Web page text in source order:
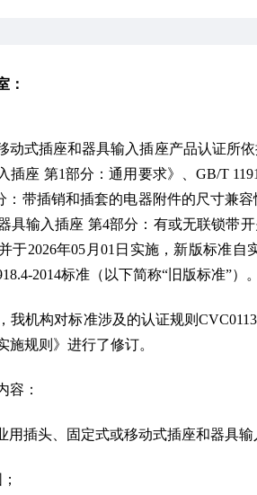
：
动式插座和器具输入插座产品认证所
插座 第1部分：通用要求》、GB/T
带插销和插套的电器附件的尺寸兼容
具输入插座 第4部分：有或无联锁带
于2026年05月01日实施，新版标准自
2014标准（以下简称“旧版标准”）。
我机构对标准涉及的认证规则
施规则》进行了修订。
容：
用插头、固定式或移动式插座和器具输